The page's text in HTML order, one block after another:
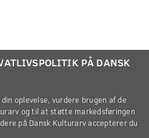
PÅ DANSK
oplevelse, vurdere brugen af de
og til at støtte markedsføringen
på Dansk Kulturarv accepterer du